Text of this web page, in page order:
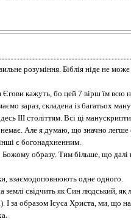
розуміння. Біблія ніде не
кажуть, бо цей 7 вірш їм всю
зараз, складена із багатьох
ІІІ століттям. Всі ці
Але я думаю, що значно
є богонадхненним.
образу. Тим більше, що далі
взаємодоповнюють одне одного.
землі свідчить як Син людський,
образом Ісуса Христа, ми, що